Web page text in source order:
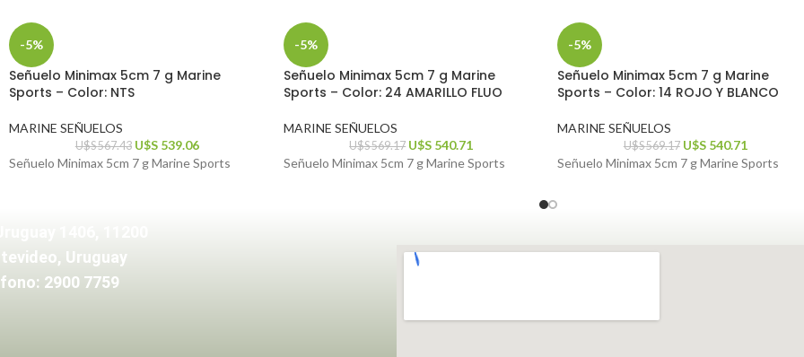
-5%
Señuelo Minimax 5cm 7 g Marine
Sports – Color: NTS
MARINE SEÑUELOS
U$S567.43 U$S 539.06
Señuelo Minimax 5cm 7 g Marine Sports
-5%
Señuelo Minimax 5cm 7 g Marine
Sports – Color: 24 AMARILLO FLUO
MARINE SEÑUELOS
U$S569.17 U$S 540.71
Señuelo Minimax 5cm 7 g Marine Sports
-5%
Señuelo Minimax 5cm 7 g Marine
Sports – Color: 14 ROJO Y BLANCO
MARINE SEÑUELOS
U$S569.17 U$S 540.71
Señuelo Minimax 5cm 7 g Marine Sports
Uruguay
2900 7759